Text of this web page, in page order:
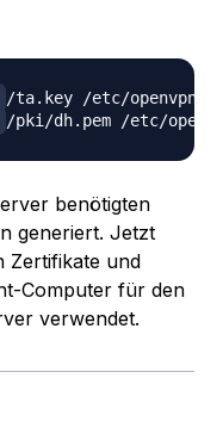
benötigten
generiert. Jetzt
Zertifikate und
Computer für den
verwendet.